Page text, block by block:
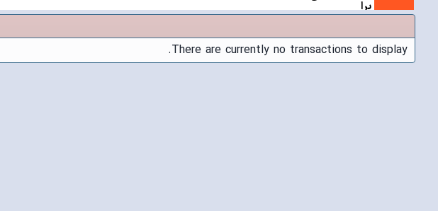
There are currently no transactions to display.